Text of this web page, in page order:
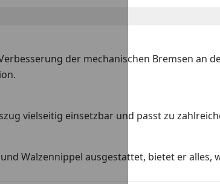
der mechanischen Bremsen
vielseitig einsetzbar und passt zu
Walzennippel ausgestattet, bietet er alles,